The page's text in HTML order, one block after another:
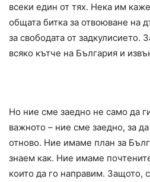
всеки един от тях. Нека им
общата битка за отвоюване на
за свободата от задкулисието.
всяко кътче на България и
Но ние сме заедно не само да
важното – ние сме заедно, за
отново. Ние имаме план за
знаем как. Ние имаме
които да го направим. Защото,